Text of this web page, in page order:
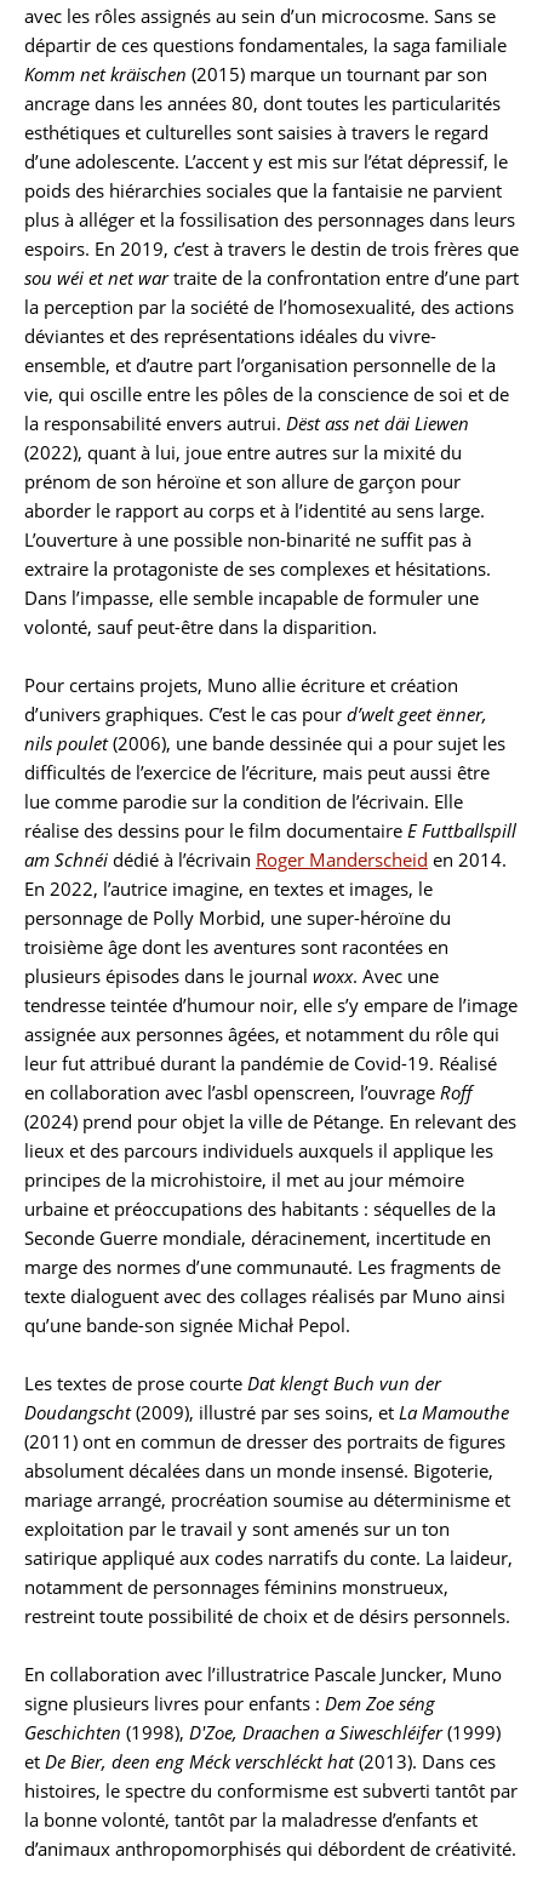
avec les rôles assignés au sein d’un microcosme. Sans se
départir de ces questions fondamentales, la saga familiale
Komm net kräischen (2015) marque un tournant par son
ancrage dans les années 80, dont toutes les particularités
esthétiques et culturelles sont saisies à travers le regard
d’une adolescente. L’accent y est mis sur l’état dépressif, le
poids des hiérarchies sociales que la fantaisie ne parvient
plus à alléger et la fossilisation des personnages dans leurs
espoirs. En 2019, c’est à travers le destin de trois frères que
sou wéi et net wartraite de la confrontation entre d’une part
la perception par la société de l’homosexualité, des actions
déviantes et des représentations idéales du vivre-
ensemble, et d’autre part l’organisation personnelle de la
vie, qui oscille entre les pôles de la conscience de soi et de
la responsabilité envers autrui. Dëst ass net däi Liewen
(2022), quant à lui, joue entre autres sur la mixité du
prénom de son héroïne et son allure de garçon pour
aborder le rapport au corps et à l’identité au sens large.
L’ouverture à une possible non-binarité ne suffit pas à
extraire la protagoniste de ses complexes et hésitations.
Dans l’impasse, elle semble incapable de formuler une
volonté, sauf peut-être dans la disparition.
Pour certains projets, Muno allie écriture et création
d’univers graphiques. C’est le cas pour d’welt geet ënner,
nils poulet(2006), une bande dessinée qui a pour sujet les
difficultés de l’exercice de l’écriture, mais peut aussi être
lue comme parodie sur la condition de l’écrivain. Elle
réalise des dessins pour le film documentaire E Futtballspill
am Schnéi dédié à l’écrivain Roger Manderscheid en 2014.
En 2022, l’autrice imagine, en textes et images, le
personnage de Polly Morbid, une super-héroïne du
troisième âge dont les aventures sont racontées en
plusieurs épisodes dans le journal woxx. Avec une
tendresse teintée d’humour noir, elle s’y empare de l’image
assignée aux personnes âgées, et notamment du rôle qui
leur fut attribué durant la pandémie de Covid-19. Réalisé
en collaboration avec l’asbl openscreen, l’ouvrage Roff
(2024) prend pour objet la ville de Pétange. En relevant des
lieux et des parcours individuels auxquels il applique les
principes de la microhistoire, il met au jour mémoire
urbaine et préoccupations des habitants : séquelles de la
Seconde Guerre mondiale, déracinement, incertitude en
marge des normes d’une communauté. Les fragments de
texte dialoguent avec des collages réalisés par Muno ainsi
qu’une bande-son signée Michał Pepol.
Les textes de prose courte Dat klengt Buch vun der
Doudangscht(2009), illustré par ses soins, et La Mamouthe
(2011) ont en commun de dresser des portraits de figures
absolument décalées dans un monde insensé. Bigoterie,
mariage arrangé, procréation soumise au déterminisme et
exploitation par le travail y sont amenés sur un ton
satirique appliqué aux codes narratifs du conte. La laideur,
notamment de personnages féminins monstrueux,
restreint toute possibilité de choix et de désirs personnels.
En collaboration avec l’illustratrice Pascale Juncker, Muno
signe plusieurs livres pour enfants : Dem Zoe séng
Geschichten (1998), D'Zoe, Draachen a Siweschléifer(1999)
et De Bier, deen eng Méck verschléckt hat(2013). Dans ces
histoires, le spectre du conformisme est subverti tantôt par
la bonne volonté, tantôt par la maladresse d’enfants et
d’animaux anthropomorphisés qui débordent de créativité.